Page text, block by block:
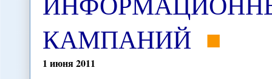
КАМПАНИЙ
1 июня2011